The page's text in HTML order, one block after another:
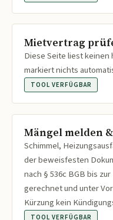
Mietvertrag
Diese Seite liest keinen
markiert nichts
TOOL VERFÜGBAR
Mängel melden
Schimmel,
der beweisfesten
nach § 536c BGB bis
gerechnet und unter
Kürzung kein
TOOL VERFÜGBAR